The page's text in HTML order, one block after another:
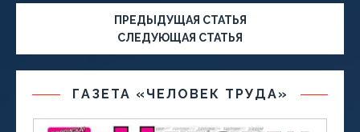
ПРЕДЫДУЩАЯ СТАТЬЯ
СЛЕДУЮЩАЯ СТАТЬЯ
ГАЗЕТА «ЧЕЛОВЕК ТРУДА»